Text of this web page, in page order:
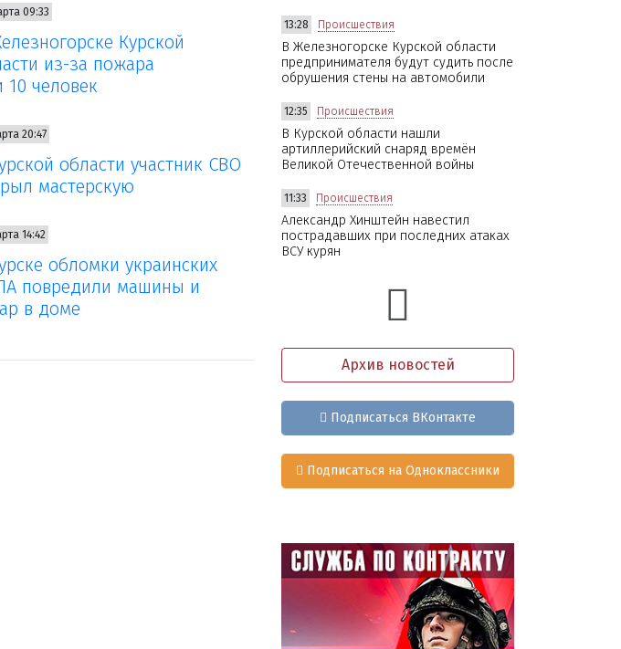
09:33
Курской
из-за пожара
10 человек
20:47
области участник СВО
мастерскую
14:42
обломки украинских
повредили машины и
в доме
13:28 Происшествия
В Железногорске Курской области
предпринимателя будут судить после
обрушения стены на автомобили
12:35 Происшествия
В Курской области нашли
артиллерийский снаряд времён
Великой Отечественной войны
11:33 Происшествия
Александр Хинштейн навестил
пострадавших при последних атаках
ВСУ курян
Архив новостей
Подписаться ВКонтакте
Подписаться на Одноклассники